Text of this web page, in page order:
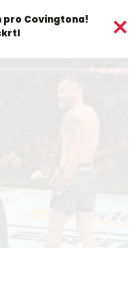
pro Covingtona!